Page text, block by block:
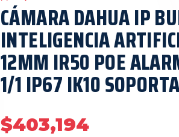
CÁMARA DAHUA IP
INTELIGENCIA
12MM IR50 POE
1/1 IP67 IK10
$403,194